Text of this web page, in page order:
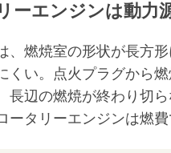
ーエンジンは動力
燃焼室の形状が長方
くい。点火プラグから
長辺の燃焼が終わり切
ータリーエンジンは燃費